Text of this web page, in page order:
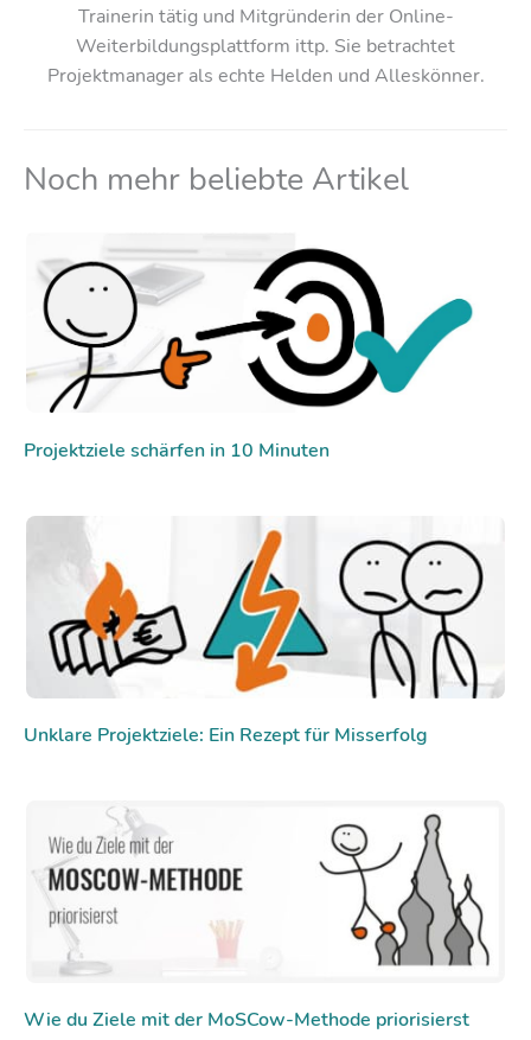
Trainerin tätig und Mitgründerin der Online-
Weiterbildungsplattform ittp. Sie betrachtet
Projektmanager als echte Helden und Alleskönner.
Noch mehr beliebte Artikel
Projektziele schärfen in 10 Minuten
Unklare Projektziele: Ein Rezept für Misserfolg
Wie du Ziele mit der MoSCow-Methode priorisierst